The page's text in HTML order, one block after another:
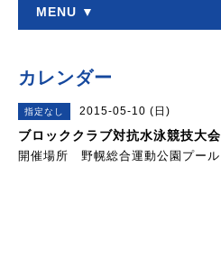
MENU ▼
カレンダー
指定なし 2015-05-10 (日)
ブロッククラブ対抗水泳競技大会
開催場所 野幌総合運動公園プール